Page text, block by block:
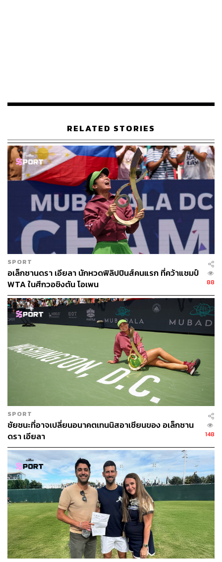
TAGS: กีฬาเทนนิส
Carlos Alcaraz Garfia
French Open 2025
French Open
Roland Garros
นักเทนนิส
393
ABOUT THE AUTHOR
สมศักดิ์ จันทวิชชประภา
โปรดิวเซอร์ คอลัมนิสต์ และบรรณาธิการ ผู้
หลงใหลในความตื่นเต้นของกีฬาและความ
RELATED STORIES
SPORT
อเล็กซานดรา เอียลา นักหวดฟิลิปปินส์คนแรก ที่คว้าแชมป์
WTA ในศึกวอชิงตัน โอเพน
88
SPORT
ชัยชนะที่อาจเปลี่ยนอนาคตเทนนิสอาเซียนของ อเล็กซาน
ดรา เอียลา
148